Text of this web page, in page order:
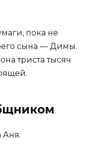
пока не
сына — Димы.
триста тысяч
Аня.